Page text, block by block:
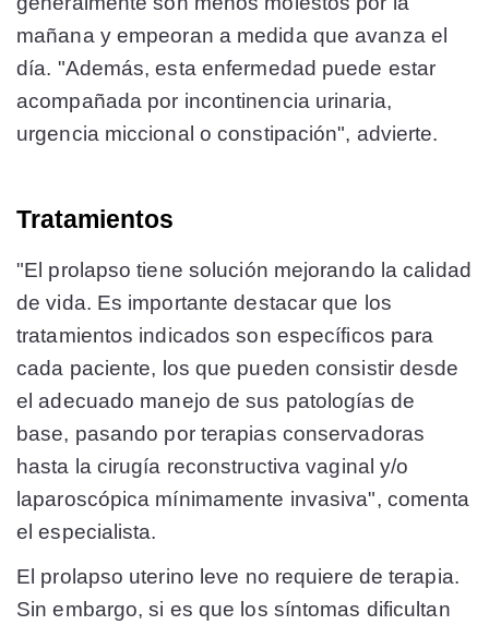
mañana y empeoran a medida que avanza el
día. "Además, esta enfermedad puede estar
acompañada por incontinencia urinaria,
urgencia miccional o constipación", advierte.
Tratamientos
"El prolapso tiene solución mejorando la calidad
de vida. Es importante destacar que los
tratamientos indicados son específicos para
cada paciente, los que pueden consistir desde
el adecuado manejo de sus patologías de
base, pasando por terapias conservadoras
hasta la cirugía reconstructiva vaginal y/o
laparoscópica mínimamente invasiva", comenta
el especialista.
El prolapso uterino leve no requiere de terapia.
Sin embargo, si es que los síntomas dificultan